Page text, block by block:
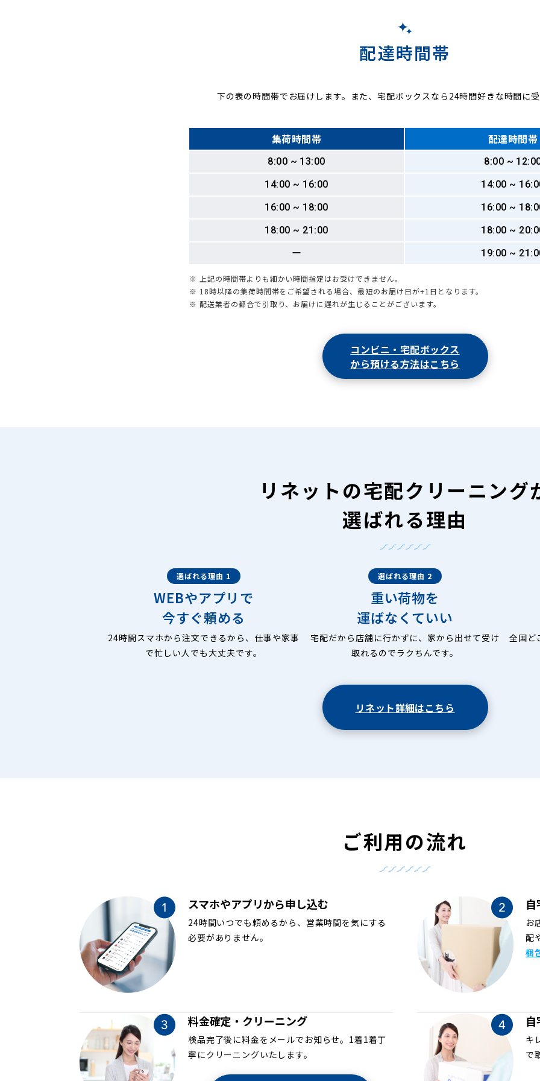
配達時間帯
下の表の時間帯でお届けします。また、宅配ボックスなら24時間好きな時間に
集荷時間帯 配達時間帯
8:00 ~ 13:00
8:00 ~
14:00 ~ 16:00
14:00 ~
16:00 ~ 18:00
16:00 ~
18:00 ~ 21:00
18:00 ~
ー
19:00 ~
※ 上記の時間帯よりも細かい時間指定はお受けできません。
※ 18時以降の集荷時間帯をご希望される場合、最短のお届け日が+1日となります。
※ 配送業者の都合で引取り、お届けに遅れが生じることがございます。
コンビニ・宅配ボックス
から預ける方法はこちら
リネットの宅配クリーニング
選ばれる理由
選ばれる理由 1
WEBやアプリで
今すぐ頼める
24時間スマホから注文できるから、仕事や家事
で忙しい人でも大丈夫です。
選ばれる理由 2
重い荷物を
運ばなくていい
宅配だから店舗に行かずに、家から出せて受け
取れるのでラクちんです。
全国ど
リネット詳細はこちら
ご利用の流れ
スマホやアプリから申し込む
24時間いつでも頼めるから、営業時間を気にする
必要がありません。
お
配
梱
料金確定・クリーニング
検品完了後に料金をメールでお知らせ。1着1着丁
寧にクリーニングいたします。
キ
で